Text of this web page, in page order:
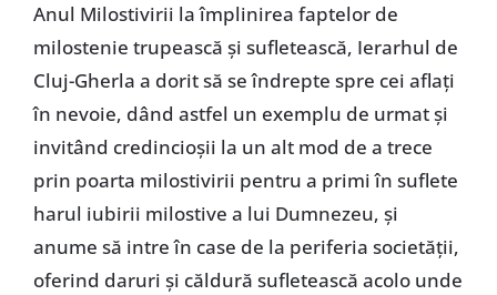
Anul Milostivirii la împlinirea faptelor de
milostenie trupească și sufletească, Ierarhul de
Cluj-Gherla a dorit să se îndrepte spre cei aflați
în nevoie, dând astfel un exemplu de urmat și
invitând credincioșii la un alt mod de a trece
prin poarta milostivirii pentru a primi în suflete
harul iubirii milostive a lui Dumnezeu, și
anume să intre în case de la periferia societății,
oferind daruri și căldură sufletească acolo unde